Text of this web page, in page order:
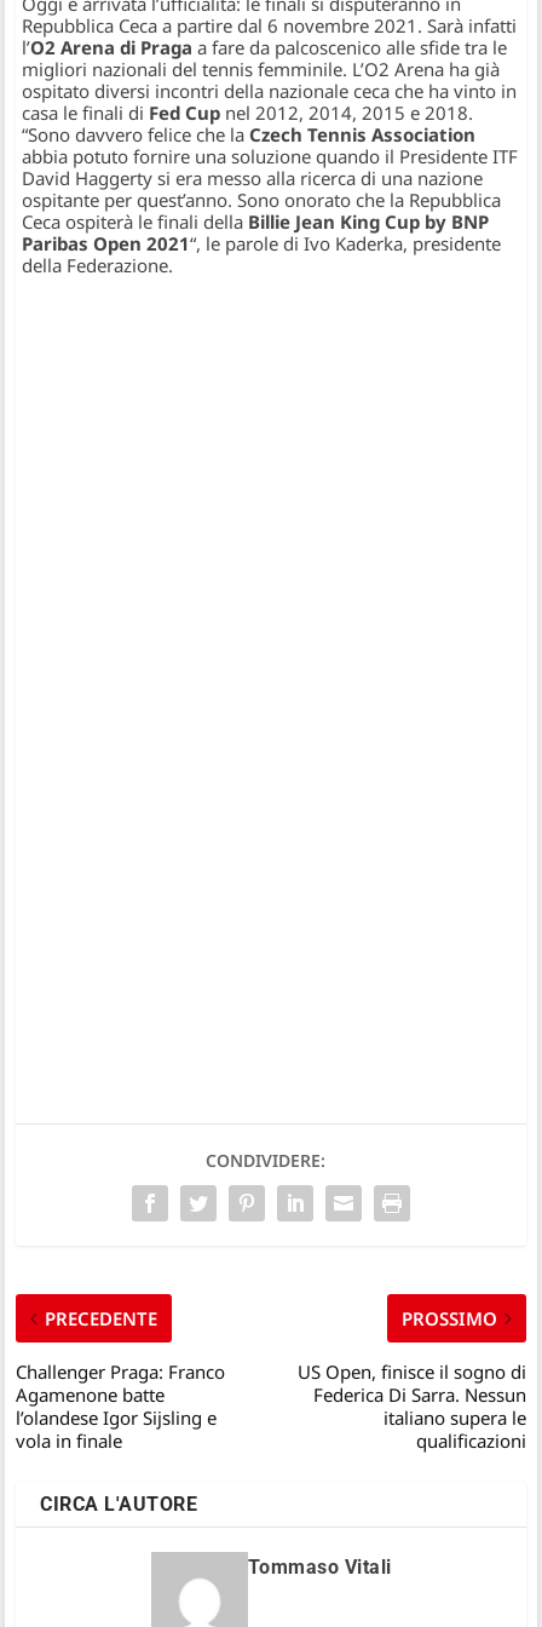
Repubblica Ceca a partire dal 6 novembre 2021. Sarà infatti
l’O2 Arena di Praga a fare da palcoscenico alle sfide tra le
migliori nazionali del tennis femminile. L’O2 Arena ha già
ospitato diversi incontri della nazionale ceca che ha vinto in
casa le finali di Fed Cup nel 2012, 2014, 2015 e 2018.
“Sono davvero felice che laCzech Tennis Association
abbia potuto fornire una soluzione quando il Presidente ITF
David Haggerty si era messo alla ricerca di una nazione
ospitante per quest’anno. Sono onorato che la Repubblica
Ceca ospiterà le finali della Billie Jean King Cup by BNP
Paribas Open 2021“, le parole di Ivo Kaderka, presidente
della Federazione.
CONDIVIDERE:
PRECEDENTE
Challenger Praga: Franco
Agamenone batte
l’olandese Igor Sijsling e
vola in finale
PROSSIMO
US Open, finisce il sogno di
Federica Di Sarra. Nessun
italiano supera le
qualificazioni
CIRCA L'AUTORE
Tommaso Vitali